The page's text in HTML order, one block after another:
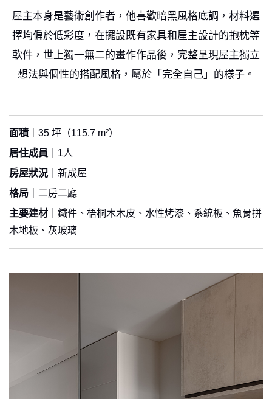
屋主本身是藝術創作者，他喜歡暗黑風格底調，材料選
擇均偏於低彩度，在擺設既有家具和屋主設計的抱枕等
軟件，世上獨一無二的畫作作品後，完整呈現屋主獨立
想法與個性的搭配風格，屬於「完全自己」的樣子。
面積 ｜35 坪（115.7 m²）
居住成員 ｜1人
房屋狀況 ｜新成屋
格局 ｜二房二廳
主要建材 ｜鐵件、梧桐木木皮、水性烤漆、系統板、魚骨拼
木地板、灰玻璃